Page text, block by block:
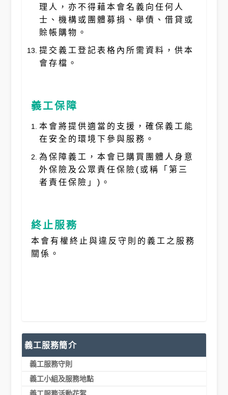
理人，亦不得藉本會名義向任何人
士、機構或團體募捐、舉債、借貸或
賒帳購物。
提交義工登記表格內所需資料，供本
會存檔。
義工保障
本會將提供適當的支援，確保義工能
在安全的環境下參與服務。
為保障義工，本會已購買團體人身意
外保險及公眾責任保險(或稱「第三
者責任保險」)。
終止服務
本會有權終止與違反守則的義工之服務
關係。
義工服務簡介
義工服務守則
義工小組及服務地點